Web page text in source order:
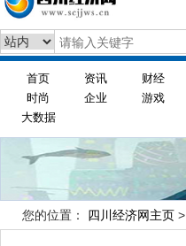
首页 资讯 财经
时尚
企业 游戏
大数据
您的位置： 四川经济网主页 >